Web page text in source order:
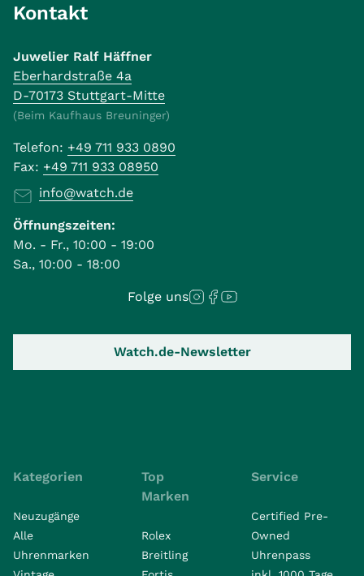
Kontakt
Juwelier Ralf Häffner
Eberhardstraße 4a
D-70173 Stuttgart-Mitte
(Beim Kaufhaus Breuninger)
Telefon: +49 711 933 0890
Fax: +49 711 933 08950
info@watch.de
Öffnungszeiten:
Mo. - Fr., 10:00 - 19:00
Sa., 10:00 - 18:00
Folge uns
Watch.de-Newsletter
Kategorien
Neuzugänge
Alle
Uhrenmarken
Top
Marken
Rolex
Breitling
Service
Certified Pre-
Owned
Uhrenpass